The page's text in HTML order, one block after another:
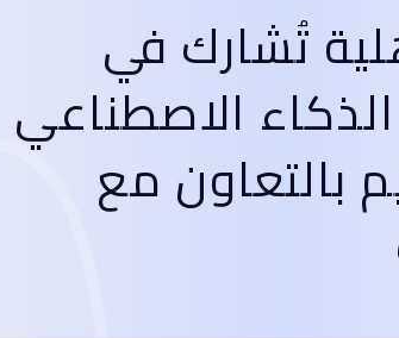
تُشارك في
الاصطناعي
بالتعاون مع